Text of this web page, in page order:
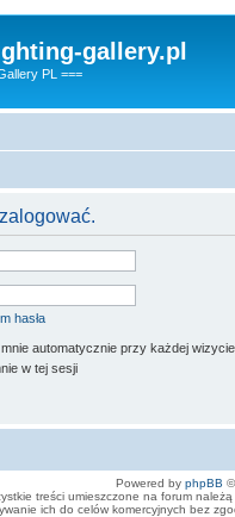
gallery.pl
PL ===
hasła
automatycznie przy każdej wizycie
w tej sesji
Powered by phpBB
treści umieszczone na forum
ich do celów komercyjnych bez